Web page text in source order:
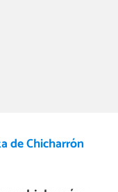
de Chicharrón